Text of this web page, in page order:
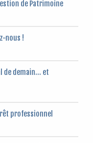
de Patrimoine
nous !
de demain… et
professionnel